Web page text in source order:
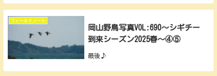
フィールドノート
岡山野鳥写真VOL:690～シギチー
到来シーズン2025春～④⑤
最後♪